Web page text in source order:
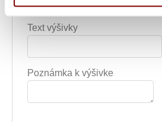
Text výšivky
Poznámka k výšivke